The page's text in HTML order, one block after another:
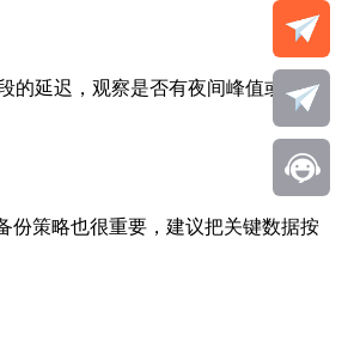
的延迟，观察是否有夜间峰值或链路
份策略也很重要，建议把关键数据按